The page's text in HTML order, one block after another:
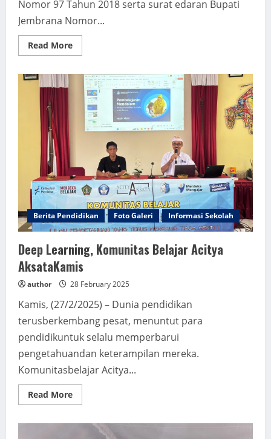
Nomor 97 Tahun 2018 serta surat edaran Bupati
Jembrana Nomor...
Read MoreRead
more
Negara
Giat
Implementasikan
Pengurangan
Penggunaan
Kemasan
Berita Pendidikan Foto Galeri Informasi Sekolah
Deep Learning, Komunitas Belajar Acitya
AksataKamis
author 28 February 2025
Kamis, (27/2/2025) – Dunia pendidikan
terusberkembang pesat, menuntut para
pendidikuntuk selalu memperbarui
pengetahuandan keterampilan mereka.
Komunitasbelajar Acitya...
Read MoreRead
more
Learning,
Komunitas